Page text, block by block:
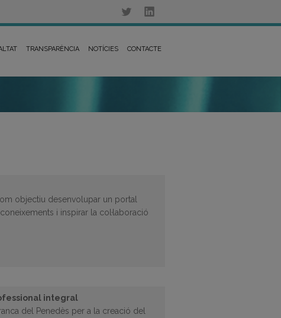
TRANSPARÈNCIA NOTÍCIES CONTACTE
objectiu desenvolupar un portal
i inspirar la col·laboració
integral
del Penedès per a la creació del